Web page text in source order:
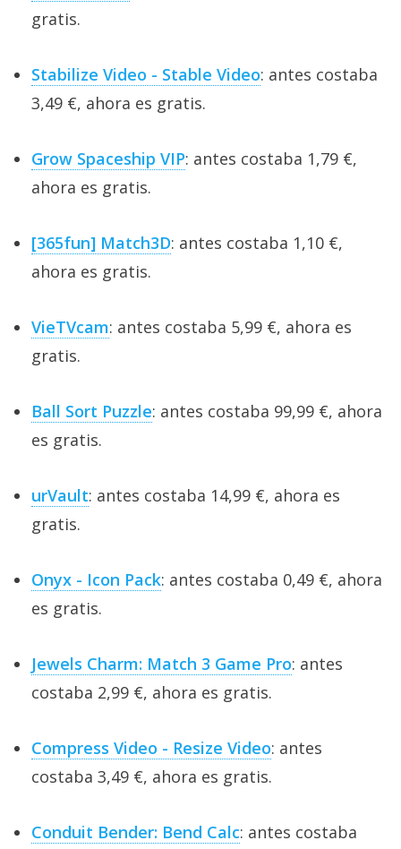
gratis.
Stabilize Video - Stable Video: antes costaba
3,49 €, ahora es gratis.
Grow Spaceship VIP: antes costaba 1,79 €,
ahora es gratis.
[365fun] Match3D: antes costaba 1,10 €,
ahora es gratis.
VieTVcam: antes costaba 5,99 €, ahora es
gratis.
Ball Sort Puzzle: antes costaba 99,99 €, ahora
es gratis.
urVault: antes costaba 14,99 €, ahora es
gratis.
Onyx - Icon Pack: antes costaba 0,49 €, ahora
es gratis.
Jewels Charm: Match 3 Game Pro: antes
costaba 2,99 €, ahora es gratis.
Compress Video - Resize Video: antes
costaba 3,49 €, ahora es gratis.
Conduit Bender: Bend Calc: antes costaba